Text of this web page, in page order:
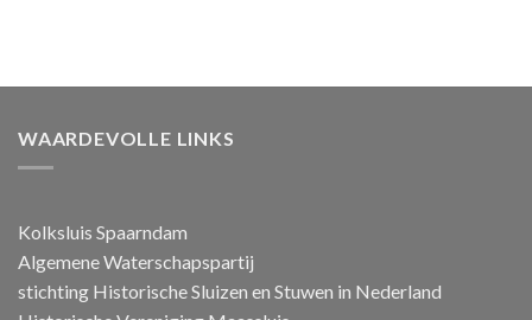
WAARDEVOLLE LINKS
Kolksluis Spaarndam
Algemene Waterschapspartij
stichting Historische Sluizen en Stuwen in Nederland